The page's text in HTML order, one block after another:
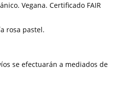
Vegana. Certificado FAIR
rosa pastel.
se efectuarán a mediados de